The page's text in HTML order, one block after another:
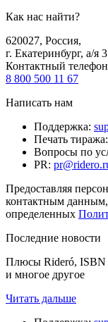
Как нас найти?
620027, Россия,
г. Екатеринбург, а/я
Контактный телефон
8 800 500 11 67
Написать нам
Поддержка:
Печать тиража:
Вопросы по
PR:
Предоставляя
контактным данным,
определенных
Последние новости
Плюсы Rideró, ISBN
и многое другое
Читать дальше